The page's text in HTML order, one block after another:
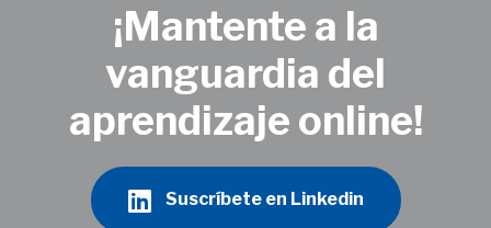
¡Mantente a la
vanguardia del
aprendizaje online!
Suscríbete en Linkedin